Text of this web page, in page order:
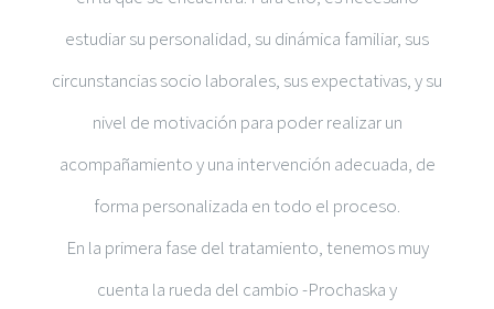
estudiar su personalidad, su dinámica familiar, sus
circunstancias socio laborales, sus expectativas, y su
nivel de motivación para poder realizar un
acompañamiento y una intervención adecuada, de
forma personalizada en todo el proceso.
En la primera fase del tratamiento, tenemos muy
cuenta la rueda del cambio -Prochaska y